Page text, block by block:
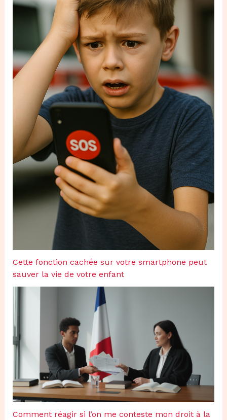
Cette fonction cachée sur votre smartphone peut
sauver la vie de votre enfant
Comment réagir si l’on me conteste mon droit à la